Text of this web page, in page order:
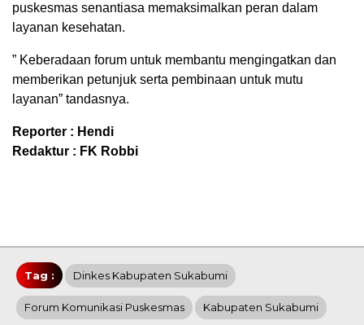
puskesmas senantiasa memaksimalkan peran dalam
layanan kesehatan.
” Keberadaan forum untuk membantu mengingatkan dan
memberikan petunjuk serta pembinaan untuk mutu
layanan” tandasnya.
Reporter : Hendi
Redaktur : FK Robbi
Tag : Dinkes Kabupaten Sukabumi
Forum Komunikasi Puskesmas Kabupaten Sukabumi